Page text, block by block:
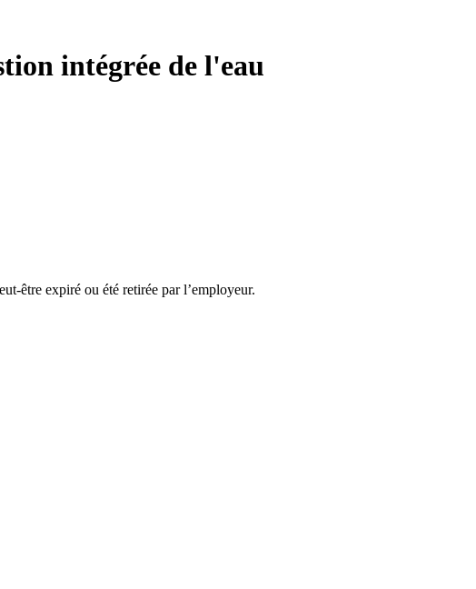
intégrée de l'eau
être expiré ou été retirée par l’employeur.